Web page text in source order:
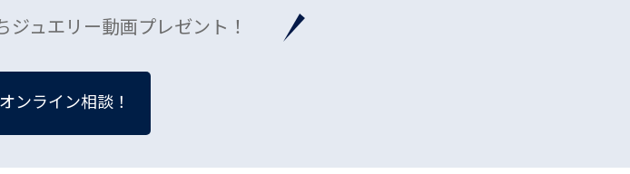
ュエリー動画プレゼント！
オンライン相談！